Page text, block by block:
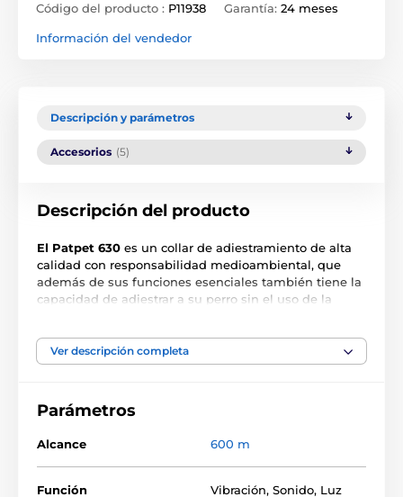
Código del producto : P11938 Garantía: 24 meses
Información del vendedor
Descripción y parámetros
Accesorios (5)
Descripción del producto
El Patpet 630 es un collar de adiestramiento de alta
calidad con responsabilidad medioambiental, que
además de sus funciones esenciales también tiene la
capacidad de adiestrar a su perro sin el uso de la
completamente seguros y cómodos.
El collar Patpet
630tiene tres funciones: tono, luz y vibración. Las
botones de colores. Para una mejor orientación,
Patpet 630también dispone de pictogramas
de conjunto clara! Cada función tiene asignado un
botón independiente en el mando, lo que facilita ver y
manipular los controles de función. El Patpet 630 le
Ver descripción completa
Parámetros
Alcance 600 m
Función Vibración, Sonido, Luz